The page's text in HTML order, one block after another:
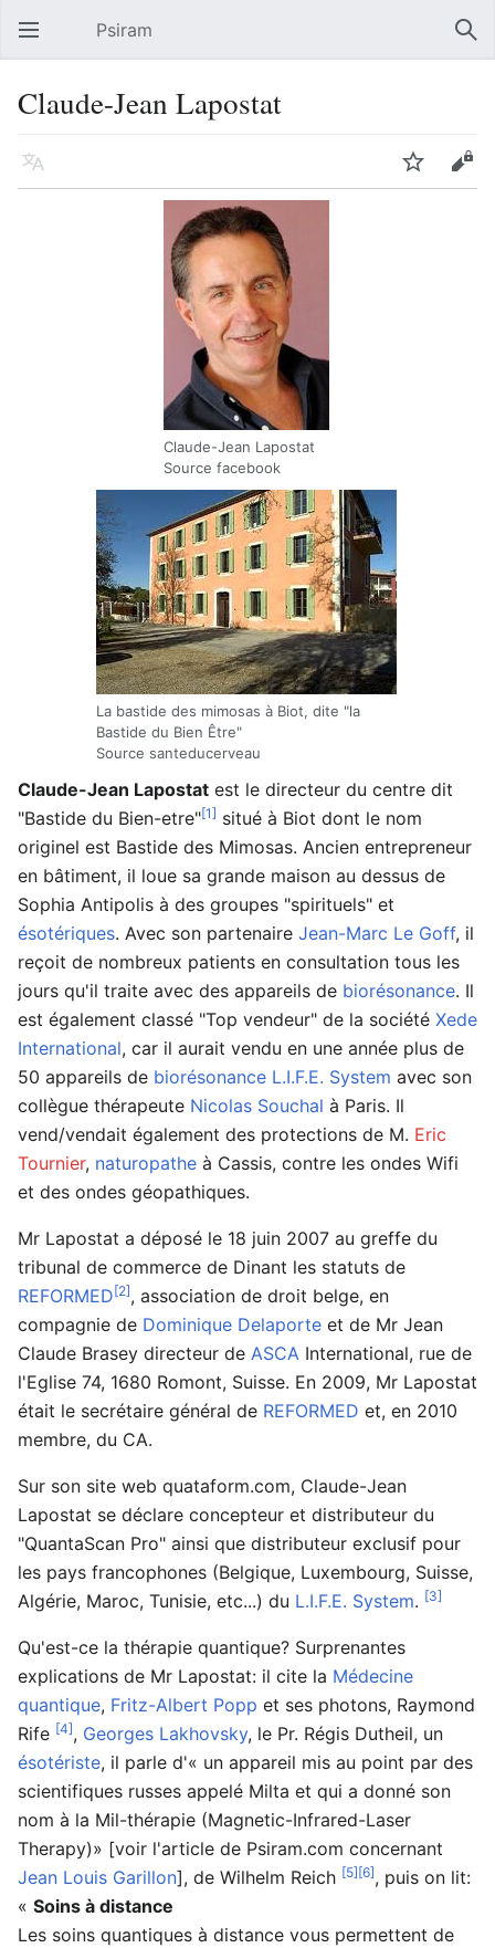
Ouvrir le menu principal Psiram
Claude-Jean Lapostat
Langue Suivre
Claude-Jean Lapostat
Source facebook
La bastide des mimosas à Biot, dite "la
Bastide du Bien Être"
Source santeducerveau
Claude-Jean Lapostat est le directeur du centre dit
"Bastide du Bien-etre"[1] situé à Biot dont le nom
originel est Bastide des Mimosas. Ancien entrepreneur
en bâtiment, il loue sa grande maison au dessus de
Sophia Antipolis à des groupes "spirituels" et
ésotériques. Avec son partenaire Jean-Marc Le Goff, il
reçoit de nombreux patients en consultation tous les
jours qu'il traite avec des appareils de biorésonance. Il
est également classé "Top vendeur" de la société Xede
International, car il aurait vendu en une année plus de
50 appareils de biorésonance L.I.F.E. System avec son
collègue thérapeute Nicolas Souchal à Paris. Il
vend/vendait également des protections de M. Eric
Tournier, naturopathe à Cassis, contre les ondes Wifi
et des ondes géopathiques.
Mr Lapostat a déposé le 18 juin 2007 au greffe du
tribunal de commerce de Dinant les statuts de
REFORMED[2], association de droit belge, en
compagnie de Dominique Delaporte et de Mr Jean
Claude Brasey directeur de ASCA International, rue de
l'Eglise 74, 1680 Romont, Suisse. En 2009, Mr Lapostat
était le secrétaire général de REFORMED et, en 2010
membre, du CA.
Sur son site web quataform.com, Claude-Jean
Lapostat se déclare concepteur et distributeur du
"QuantaScan Pro" ainsi que distributeur exclusif pour
les pays francophones (Belgique, Luxembourg, Suisse,
Algérie, Maroc, Tunisie, etc...) du L.I.F.E. System. [3]
Qu'est-ce la thérapie quantique? Surprenantes
explications de Mr Lapostat: il cite la Médecine
quantique, Fritz-Albert Popp et ses photons, Raymond
Rife [4], Georges Lakhovsky, le Pr. Régis Dutheil, un
ésotériste, il parle d'« un appareil mis au point par des
scientifiques russes appelé Milta et qui a donné son
nom à la Mil-thérapie (Magnetic-Infrared-Laser
Therapy)» [voir l'article de Psiram.com concernant
Jean Louis Garillon], de Wilhelm Reich [5][6], puis on lit:
« Soins à distance
Les soins quantiques à distance vous permettent de